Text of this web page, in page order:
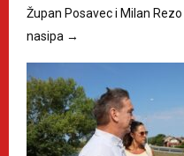
Župan Posavec i Milan
nasipa →